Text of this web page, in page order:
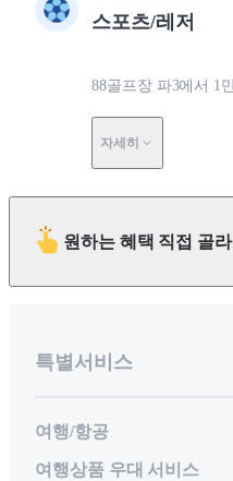
스포츠/레저
88골프장 파3에서 1
자세히
원하는 혜택 직접 골라
특별서비스
여행/항공
여행상품 우대 서비스